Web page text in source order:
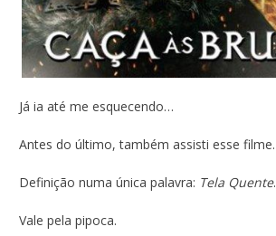
Já ia até me esquecendo…
Antes do último, também assisti esse filme.
Definição numa única palavra: Tela Quente.
Vale pela pipoca.